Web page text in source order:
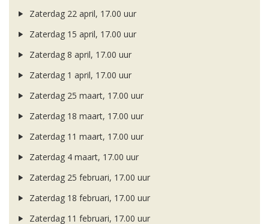
Zaterdag 22 april, 17.00 uur
Zaterdag 15 april, 17.00 uur
Zaterdag 8 april, 17.00 uur
Zaterdag 1 april, 17.00 uur
Zaterdag 25 maart, 17.00 uur
Zaterdag 18 maart, 17.00 uur
Zaterdag 11 maart, 17.00 uur
Zaterdag 4 maart, 17.00 uur
Zaterdag 25 februari, 17.00 uur
Zaterdag 18 februari, 17.00 uur
Zaterdag 11 februari, 17.00 uur